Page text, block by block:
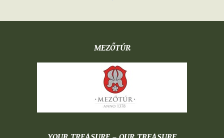
MEZŐTÚR